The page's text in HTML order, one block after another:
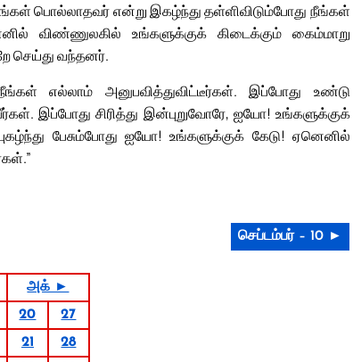
பொல்லாதவர் என்று இகழ்ந்து தள்ளிவிடும்போது நீங்கள்
விண்ணுலகில் உங்களுக்குக் கிடைக்கும் கைம்மாறு
செய்து வந்தனர்.
எல்லாம் அனுபவித்துவிட்டீர்கள். இப்போது உண்டு
இப்போது சிரித்து இன்புறுவோரே, ஐயோ! உங்களுக்குக்
பேசும்போது ஐயோ! உங்களுக்குக் கேடு! ஏனெனில்
செப்டம்பர் – 10 ►
அக் ►
20
27
21
28